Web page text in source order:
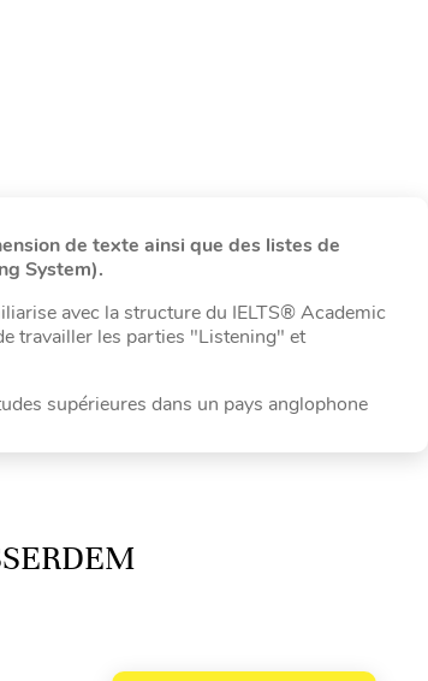
de texte ainsi que des listes de
System).
avec la structure du IELTS® Academic
travailler les parties "Listening" et
supérieures dans un pays anglophone